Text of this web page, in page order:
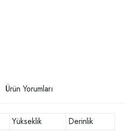
Ürün Yorumları
Yükseklik
Derinlik